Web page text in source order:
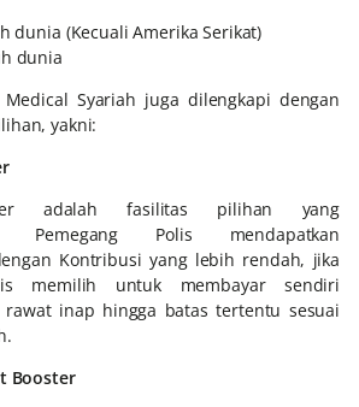
dunia (Kecuali Amerika Serikat)
dunia
Syariah juga dilengkapi dengan
yakni:
adalah fasilitas pilihan yang
Pemegang Polis mendapatkan
Kontribusi yang lebih rendah, jika
memilih untuk membayar sendiri
rawat inap hingga batas tertentu sesuai
Booster